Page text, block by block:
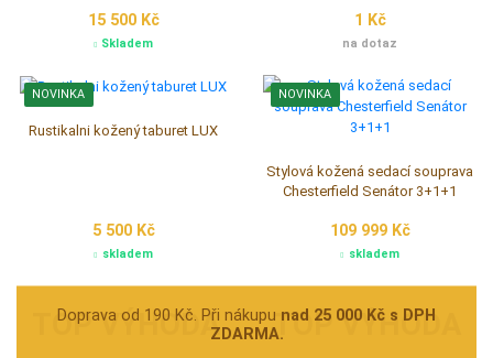
79 990 Kč
Skladem
5 990 Kč
Skladem
NOVINKA NOVINKA
sedacich souprav
Rustikalni kožený taburet LUX